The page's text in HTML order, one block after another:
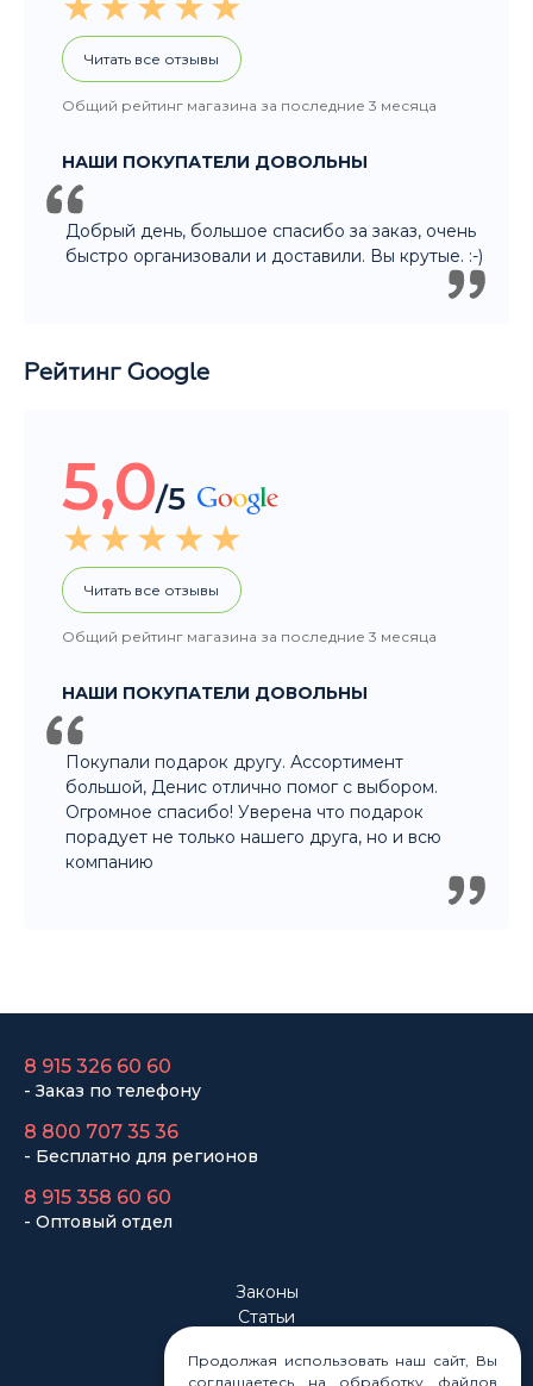
Читать все отзывы
Общий рейтинг магазина за последние 3 месяца
НАШИ ПОКУПАТЕЛИ ДОВОЛЬНЫ
Добрый день, большое спасибо за заказ, очень
быстро организовали и доставили. Вы крутые. :-)
Рейтинг Google
5,0/5
Читать все отзывы
Общий рейтинг магазина за последние 3 месяца
НАШИ ПОКУПАТЕЛИ ДОВОЛЬНЫ
Покупали подарок другу. Ассортимент
большой, Денис отлично помог с выбором.
Огромное спасибо! Уверена что подарок
порадует не только нашего друга, но и всю
компанию
8 915 326 60 60
- Заказ по телефону
8 800 707 35 36
- Бесплатно для регионов
8 915 358 60 60
- Оптовый отдел
Законы
Статьи
Карта сайта
Продолжая использовать наш сайт, Вы
соглашаетесь на обработку файлов